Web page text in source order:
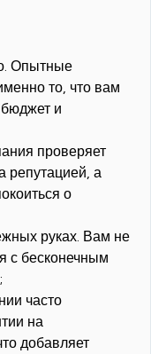
Опытные
то, что вам
и
проверяет
репутацией, а
о
руках. Вам не
с бесконечным
часто
на
добавляет